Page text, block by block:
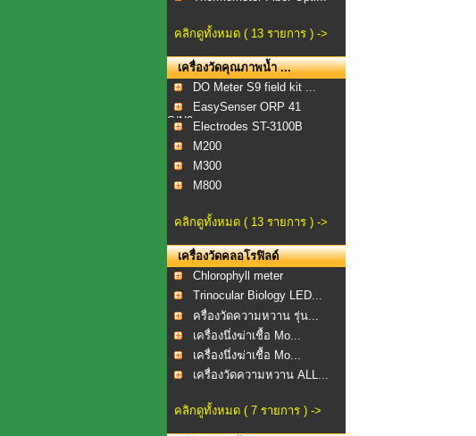
คลิกดูทั้งหมด ( 13 รายการ ) ->
เครื่องวัดคุณภาพน้ำ ...
DO Meter S9 field kit ...
EasySenser ORP 41
S/N2...Electrodes ST-3100B
M200
M300
M800
คลิกดูทั้งหมด ( 13 รายการ ) ->
เครื่องวัดคลอโรฟิลด์
Chlorophyll meter
Trinocular Biology LED...
ครื่องวัดความหวาน รุ่น...
เครื่องนึ่งฆ่าเชื้อ Mo...
เครื่องนึ่งฆ่าเชื้อ Mo...
เครื่องวัดความหวาน ALL...
คลิกดูทั้งหมด ( 7 รายการ ) ->